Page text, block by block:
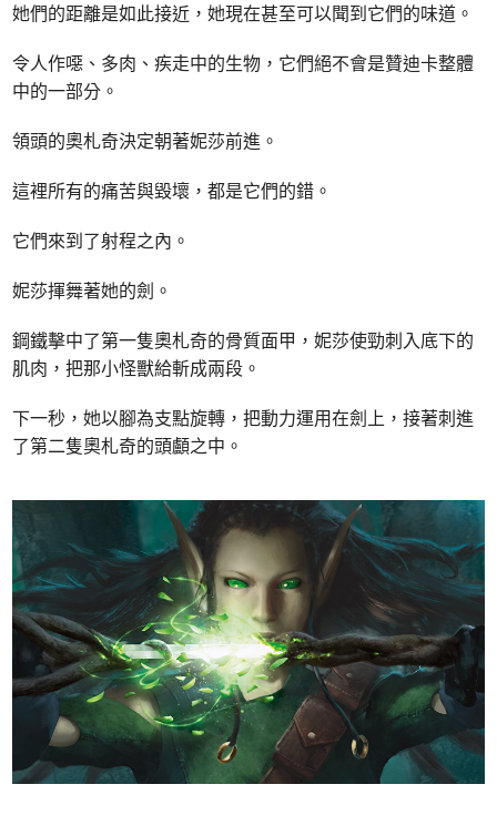
她們的距離是如此接近，她現在甚至可以聞到它們的味道。
令人作噁、多肉、疾走中的生物，它們絕不會是贊迪卡整體
中的一部分。
領頭的奧札奇決定朝著妮莎前進。
這裡所有的痛苦與毀壞，都是它們的錯。
它們來到了射程之內。
妮莎揮舞著她的劍。
鋼鐵擊中了第一隻奧札奇的骨質面甲，妮莎使勁刺入底下的
肌肉，把那小怪獸給斬成兩段。
下一秒，她以腳為支點旋轉，把動力運用在劍上，接著刺進
了第二隻奧札奇的頭顱之中。